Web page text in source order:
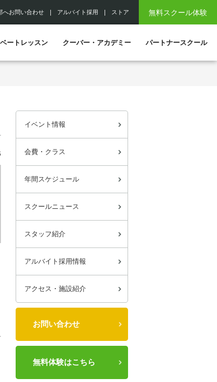
無料スクール体験
へお問い合わせ アルバイト採用 ストア
ートレッスン クーバー・アカデミー パートナースクール
イベント情報
会費・クラス
年間スケジュール
スクールニュース
スタッフ紹介
アルバイト採用情報
アクセス・施設紹介
お問い合わせ
無料体験はこちら